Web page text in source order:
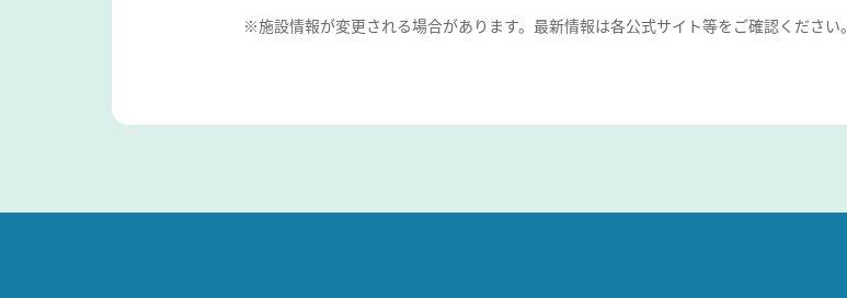
※施設情報が変更される場合があります。最新情報は各公式サイト等をご確認ください。